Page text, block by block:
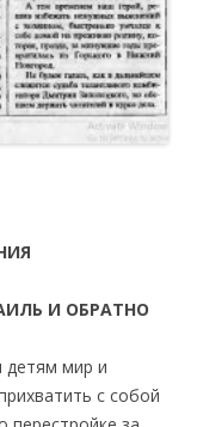
И ОБРАТНО
детям мир и
с собой